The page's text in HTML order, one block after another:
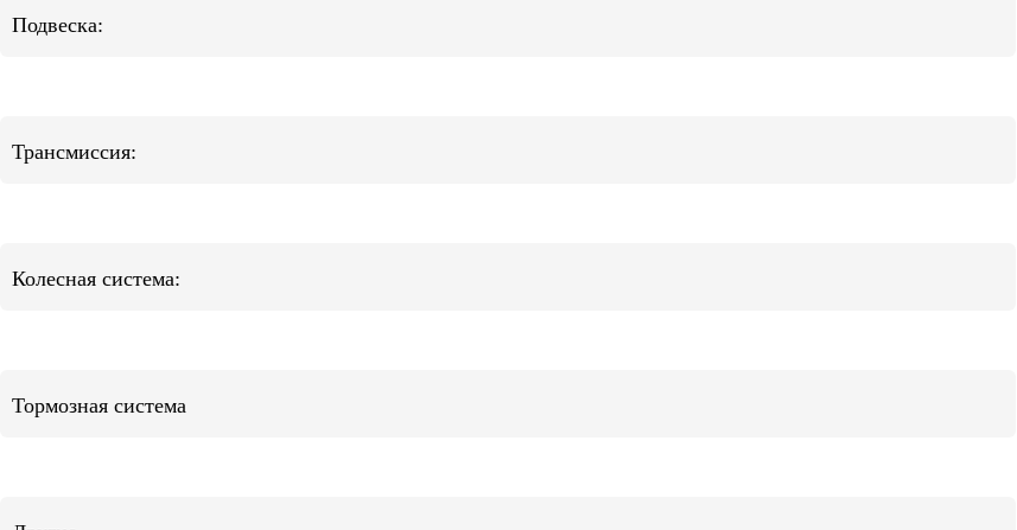
Подвеска:
Трансмиссия:
Колесная система:
Тормозная система